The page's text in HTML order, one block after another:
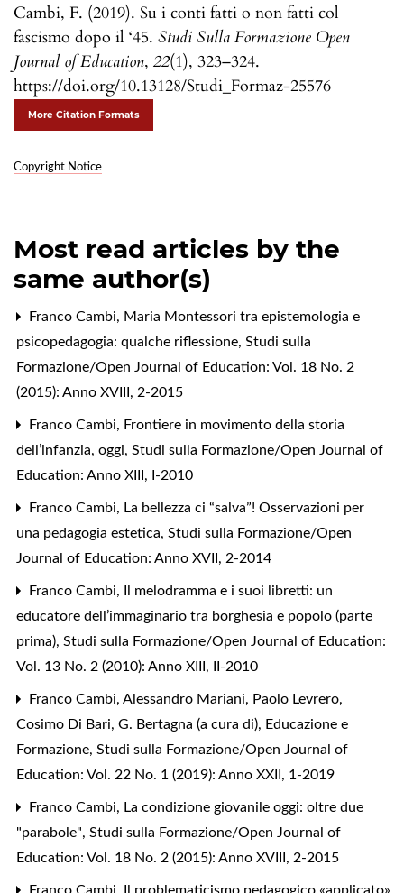
Cambi, F. (2019). Su i conti fatti o non fatti col
fascismo dopo il ‘45. Studi Sulla Formazione Open
Journal of Education, 22(1), 323–324.
https://doi.org/10.13128/Studi_Formaz-25576
More Citation Formats
Copyright Notice
Most read articles by the
same author(s)
Franco Cambi, Maria Montessori tra epistemologia e
psicopedagogia: qualche riflessione, Studi sulla
Formazione/Open Journal of Education: Vol. 18 No. 2
(2015): Anno XVIII, 2-2015
Franco Cambi, Frontiere in movimento della storia
dell’infanzia, oggi, Studi sulla Formazione/Open Journal of
Education: Anno XIII, I-2010
Franco Cambi, La bellezza ci “salva”! Osservazioni per
una pedagogia estetica, Studi sulla Formazione/Open
Journal of Education: Anno XVII, 2-2014
Franco Cambi,
Il melodramma e i suoi libretti: un
educatore dell’immaginario tra borghesia e popolo (parte
prima), Studi sulla Formazione/Open Journal of Education:
Vol. 13 No. 2 (2010): Anno XIII, II-2010
Franco Cambi, Alessandro Mariani, Paolo Levrero,
Cosimo Di Bari, G. Bertagna (a cura di), Educazione e
Formazione, Studi sulla Formazione/Open Journal of
Education: Vol. 22 No. 1 (2019): Anno XXII, 1-2019
Franco Cambi, La condizione giovanile oggi: oltre due
"parabole", Studi sulla Formazione/Open Journal of
Education: Vol. 18 No. 2 (2015): Anno XVIII, 2-2015